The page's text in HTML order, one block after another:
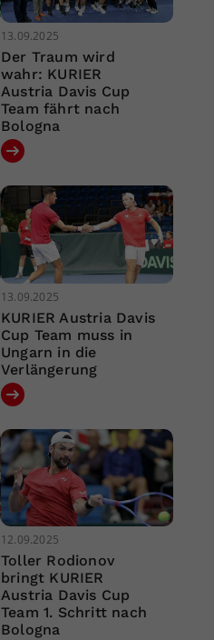
13.09.2025
Der Traum wird
wahr: KURIER
Austria Davis Cup
Team fährt nach
Bologna
13.09.2025
KURIER Austria Davis
Cup Team muss in
Ungarn in die
Verlängerung
12.09.2025
Toller Rodionov
bringt KURIER
Austria Davis Cup
Team 1. Schritt nach
Bologna